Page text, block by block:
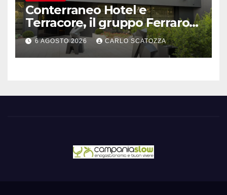
Conterraneo Hotel e
Terracore, il gruppo Ferraro
amplia l’ ospitalità e il gusto
alle porte di Caserta
6 AGOSTO 2026 CARLO SCATOZZA